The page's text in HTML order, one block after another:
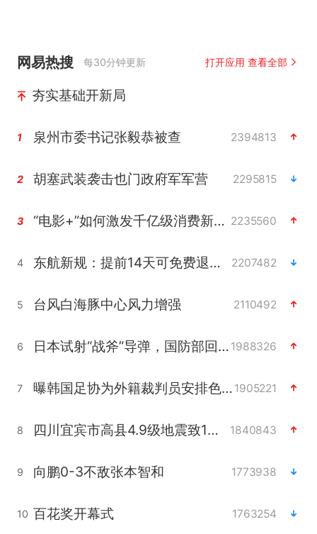
网易热搜 每30分钟更新 打开应用 查看全部
夯实基础开新局
1 泉州市委书记张毅恭被查 2394813
2 胡塞武装袭击也门政府军军营 2295815
3 “电影+”如何激发千亿级消费新活力？ 2235560
4 东航新规：提前14天可免费退改签 2207482
5 台风白海豚中心风力增强 2110492
6 日本试射“战斧”导弹，国防部回应 1988326
7 曝韩国足协为外籍裁判员安排色情招待 1905221
8 四川宜宾市高县4.9级地震致1人死亡 1840843
9 向鹏0-3不敌张本智和 1773938
10 百花奖开幕式 1763254